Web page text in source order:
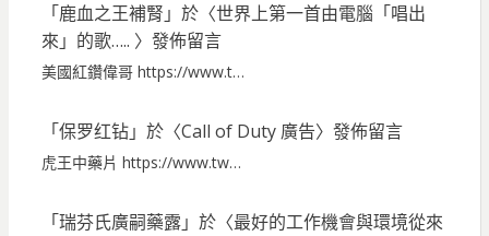
「鹿血之王補腎 」於〈世界上第一首由電腦「唱出
來」的歌….. 〉發佈留言
美國紅鑽偉哥 https://www.t…
「保罗红钻」於〈Call of Duty 廣告〉發佈留言
虎王中藥片 https://www.tw…
「瑞芬氏廣嗣藥露」於〈最好的工作機會與環境從來